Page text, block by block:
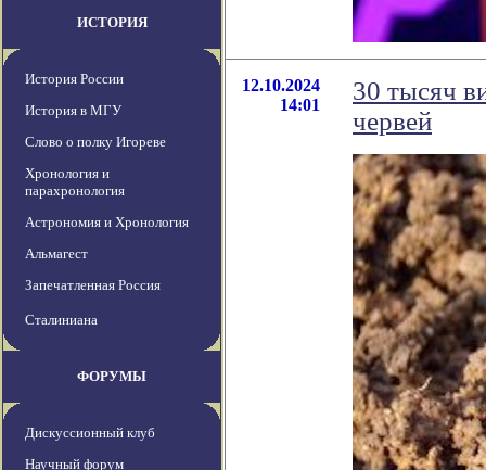
ИСТОРИЯ
История России
История в МГУ
Слово о полку Игореве
Хронология и
парахронология
Астрономия и Хронология
Альмагест
Запечатленная Россия
Сталиниана
ФОРУМЫ
Дискуссионный клуб
Научный форум
12.10.2024
14:01
30 тысяч
червей